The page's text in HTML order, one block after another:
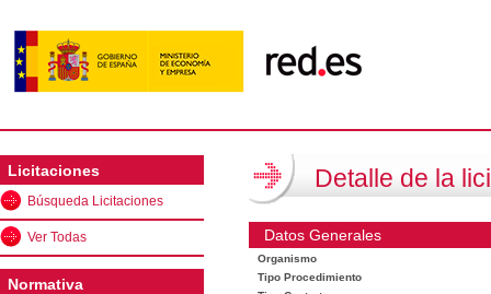
Licitaciones
Búsqueda Licitaciones
Ver Todas
Normativa
Detalle de la
Datos Generales
Organismo
Tipo Procedimiento